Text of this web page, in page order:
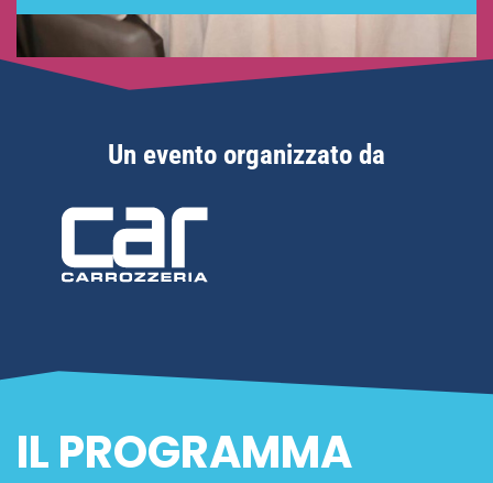
Un evento organizzato da
IL PROGRAMMA